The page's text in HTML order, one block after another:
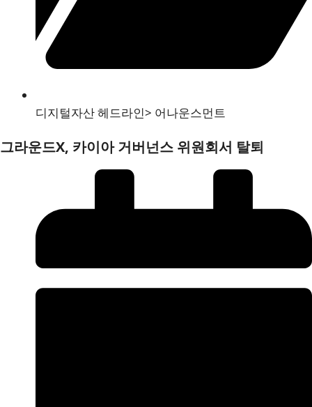
디지털자산 헤드라인> 어나운스먼트
그라운드X, 카이아 거버넌스 위원회서 탈퇴